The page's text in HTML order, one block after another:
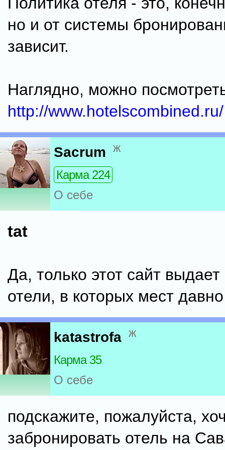
но и от системы
зависит.
Наглядно, можно
http://www.hotelscombined.ru/
Sacrum ж
Карма 224
О себе
tat
Да, только этот сайт выдает
отели, в которых мест
katastrofa ж
Карма 35
О себе
подскажите, пожалуйста,
забронировать отель на